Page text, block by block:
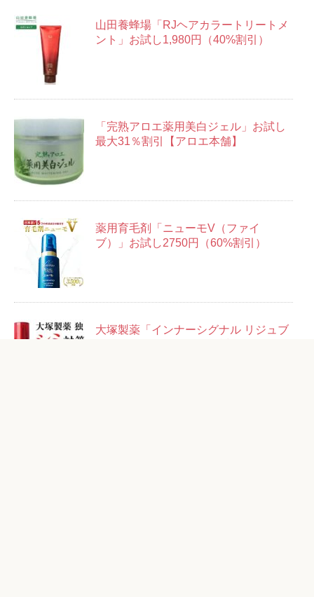
山田養蜂場「RJヘアカラートリートメ
ント」お試し1,980円（40%割引）
「完熟アロエ薬用美白ジェル」お試し
最大31％割引【アロエ本舗】
薬用育毛剤「ニューモV（ファイ
ブ）」お試し2750円（60%割引）
大塚製薬「インナーシグナル リジュブ